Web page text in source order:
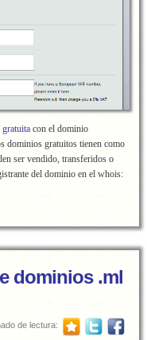
gratuita con el dominio
dominios gratuitos tienen como
ser vendido, transferidos o
del dominio en el whois:
dominios .ml
de lectura: